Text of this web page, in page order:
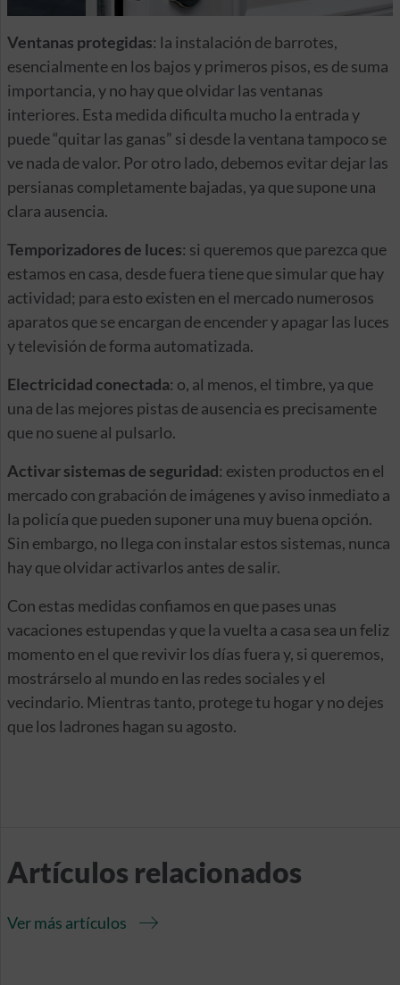
Ventanas protegidas: la instalación de barrotes,
esencialmente en los bajos y primeros pisos, es de suma
importancia, y no hay que olvidar las ventanas
interiores. Esta medida dificulta mucho la entrada y
puede “quitar las ganas” si desde la ventana tampoco se
ve nada de valor. Por otro lado, debemos evitar dejar las
persianas completamente bajadas, ya que supone una
clara ausencia.
Temporizadores de luces: si queremos que parezca que
estamos en casa, desde fuera tiene que simular que hay
actividad; para esto existen en el mercado numerosos
aparatos que se encargan de encender y apagar las luces
y televisión de forma automatizada.
Electricidad conectada: o, al menos, el timbre, ya que
una de las mejores pistas de ausencia es precisamente
que no suene al pulsarlo.
Activar sistemas de seguridad: existen productos en el
mercado con grabación de imágenes y aviso inmediato a
la policía que pueden suponer una muy buena opción.
Sin embargo, no llega con instalar estos sistemas, nunca
hay que olvidar activarlos antes de salir.
Con estas medidas confiamos en que pases unas
vacaciones estupendas y que la vuelta a casa sea un feliz
momento en el que revivir los días fuera y, si queremos,
mostrárselo al mundo en las redes sociales y el
vecindario. Mientras tanto, protege tu hogar y no dejes
que los ladrones hagan su agosto.
Artículos relacionados
Ver más artículos